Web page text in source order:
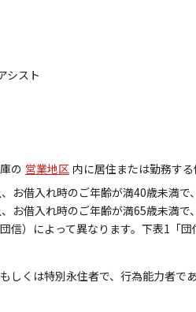
シスト
の 営業地区 内に居住または勤務す
お借入れ時のご年齢が満40歳未満で
お借入れ時のご年齢が満65歳未満で
信）によって異なります。下表1「団
しくは特別永住者で、行為能力者で